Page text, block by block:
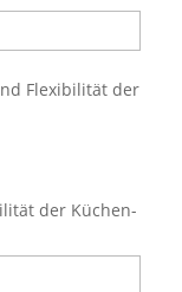
Flexibilität der
der Küchen-